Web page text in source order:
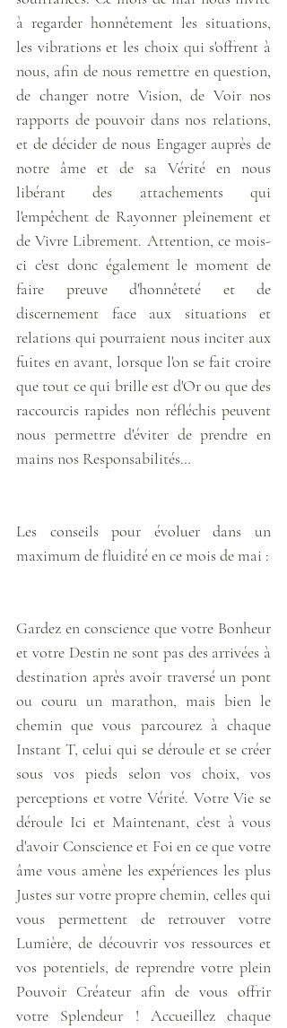
à regarder honnêtement les situations,
les vibrations et les choix qui s'offrent à
nous, afin de nous remettre en question,
de changer notre Vision, de Voir nos
rapports de pouvoir dans nos relations,
et de décider de nous Engager auprès de
notre âme et de sa Vérité en nous
libérant des attachements qui
l'empêchent de Rayonner pleinement et
de Vivre Librement. Attention, ce mois-
ci c'est donc également le moment de
faire preuve d'honnêteté et de
discernement face aux situations et
relations qui pourraient nous inciter aux
fuites en avant, lorsque l'on se fait croire
que tout ce qui brille est d'Or ou que des
raccourcis rapides non réfléchis peuvent
nous permettre d'éviter de prendre en
mains nos Responsabilités…
Les conseils pour évoluer dans un
Gardez en conscience que votre Bonheur
et votre Destin ne sont pas des arrivées à
destination après avoir traversé un pont
ou couru un marathon, mais bien le
chemin que vous parcourez à chaque
Instant T, celui qui se déroule et se créer
sous vos pieds selon vos choix, vos
perceptions et votre Vérité. Votre Vie se
déroule Ici et Maintenant, c'est à vous
d'avoir Conscience et Foi en ce que votre
âme vous amène les expériences les plus
Justes sur votre propre chemin, celles qui
vous permettent de retrouver votre
Lumière, de découvrir vos ressources et
vos potentiels, de reprendre votre plein
Pouvoir Créateur afin de vous offrir
votre Splendeur ! Accueillez chaque